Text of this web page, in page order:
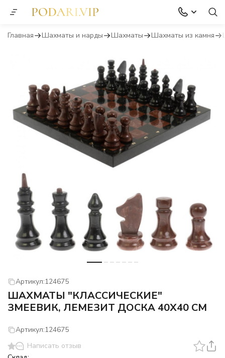
Главная Шахматы и нарды Шахматы Шахматы из камня
Артикул:124675
ШАХМАТЫ "КЛАССИЧЕСКИЕ"
ЗМЕЕВИК, ЛЕМЕЗИТ ДОСКА 40Х40 СМ
Артикул:124675
Написать отзыв